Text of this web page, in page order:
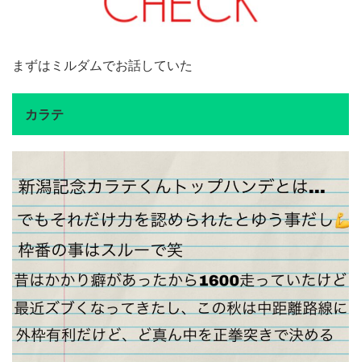
まずはミルダムでお話していた
カラテ